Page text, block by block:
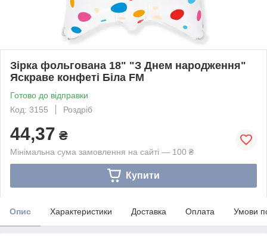
Зірка фольгована 18" "З Днем народження"
Яскраве конфеті Біла FM
Готово до відправки
Код: 3155
Роздріб
44,37 ₴
Мінімальна сума замовлення на сайті — 100 ₴
Купити
Опис Характеристики Доставка Оплата Умови